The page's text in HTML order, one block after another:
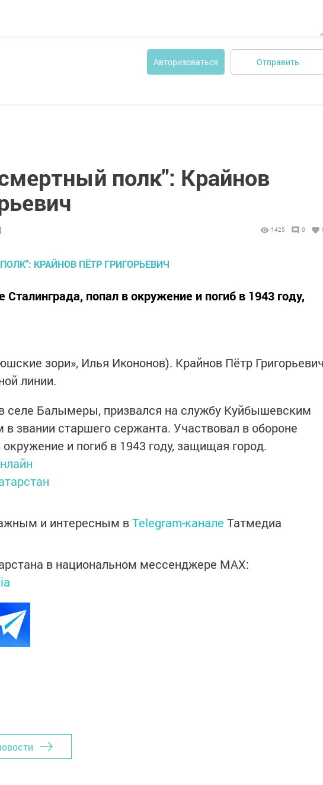
Авторизоваться Отправить
полк": Крайнов
1425 0
Сталинграда, попал в окружение и погиб в 1943 году,
зори», Илья Икононов). Крайнов Пётр
линии.
селе Балымеры, призвался на службу Куйбышевским
звании старшего сержанта. Участвовал в обороне
и погиб в 1943 году, защищая город.
и интересным вTelegram-канале Татмедиа
в национальном мессенджере MАХ: